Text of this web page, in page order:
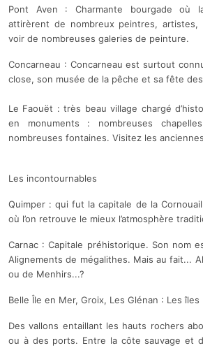
Pont Aven : Charmante bourgade où
attirèrent de nombreux peintres, artistes,
voir de nombreuses galeries de peinture.
Concarneau : Concarneau est surtout
close, son musée de la pêche et sa fête
Le Faouët : très beau village chargé
en monuments : nombreuses
nombreuses fontaines. Visitez les
Les incontournables
Quimper : qui fut la capitale de la
où l’on retrouve le mieux l’atmosphère
Carnac : Capitale préhistorique. Son nom
Alignements de mégalithes. Mais au fait...
ou de Menhirs...?
Belle Île en Mer, Groix, Les Glénan : Les
Des vallons entaillant les hauts rochers
ou à des ports. Entre la côte sauvage et